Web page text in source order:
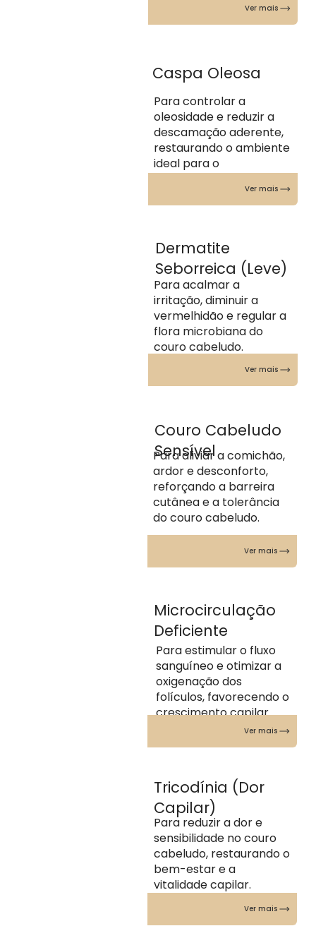
Ver mais
Caspa Oleosa
Para controlar a
oleosidade e reduzir a
descamação aderente,
restaurando o ambiente
ideal para o
Ver mais
Dermatite
Seborreica (Leve)
Para acalmar a
irritação, diminuir a
vermelhidão e regular a
flora microbiana do
couro cabeludo.
Ver mais
Couro Cabeludo
Sensível
Para aliviar a comichão,
ardor e desconforto,
reforçando a barreira
cutânea e a tolerância
do couro cabeludo.
Ver mais
Microcirculação
Deficiente
Para estimular o fluxo
sanguíneo e otimizar a
oxigenação dos
folículos, favorecendo o
crescimento capilar.
Ver mais
Tricodínia (Dor
Capilar)
Para reduzir a dor e
sensibilidade no couro
cabeludo, restaurando o
bem-estar e a
vitalidade capilar.
Ver mais